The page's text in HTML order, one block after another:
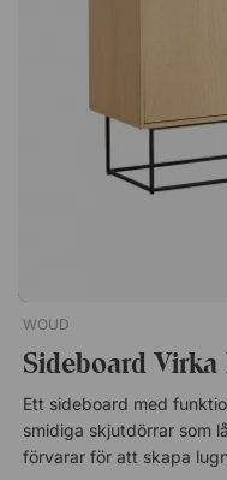
inredningsdetaljer på.
förvaringslösning och
WOUD
Sideboard Virka
Ett sideboard med
smidiga skjutdörrar som
förvarar för att skapa